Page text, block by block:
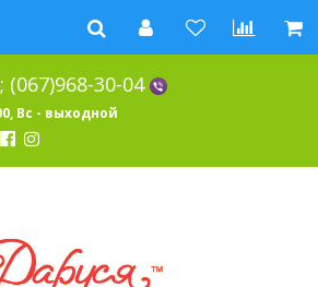
(067)968-30-04
Вс - выходной